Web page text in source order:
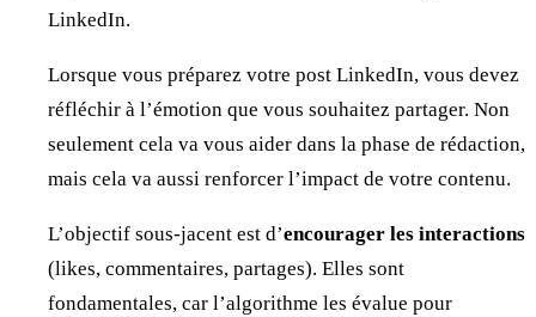
LinkedIn.
Lorsque vous préparez votre post LinkedIn, vous devez
réfléchir à l’émotion que vous souhaitez partager. Non
seulement cela va vous aider dans la phase de rédaction,
mais cela va aussi renforcer l’impact de votre contenu.
L’objectif sous-jacent est d’encourager les interactions
(likes, commentaires, partages). Elles sont
fondamentales, car l’algorithme les évalue pour